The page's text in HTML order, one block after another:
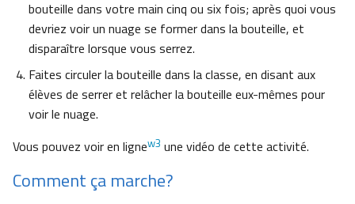
bouteille dans votre main cinq ou six fois; après quoi vous
devriez voir un nuage se former dans la bouteille, et
disparaître lorsque vous serrez.
Faites circuler la bouteille dans la classe, en disant aux
élèves de serrer et relâcher la bouteille eux-mêmes pour
voir le nuage.
Vous pouvez voir en lignew3 une vidéo de cette activité.
Comment ça marche?